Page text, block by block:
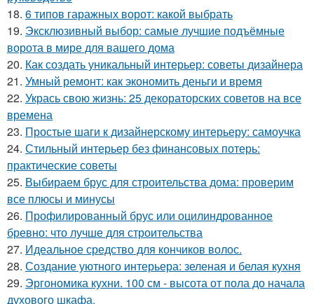
18. 6 типов гаражных ворот: какой выбрать
19. Эксклюзивный выбор: самые лучшие подъёмные
ворота в мире для вашего дома
20. Как создать уникальный интерьер: советы дизайнера
21. Умный ремонт: как экономить деньги и время
22. Укрась свою жизнь: 25 декораторских советов на все
времена
23. Простые шаги к дизайнерскому интерьеру: самоучка
24. Стильный интерьер без финансовых потерь:
практические советы
25. Выбираем брус для строительства дома: проверим
все плюсы и минусы
26. Профилированный брус или оцилиндрованное
бревно: что лучше для строительства
27. Идеальное средство для кончиков волос.
28. Создание уютного интерьера: зеленая и белая кухня
29. Эргономика кухни. 100 см - высота от пола до начала
духового шкафа.